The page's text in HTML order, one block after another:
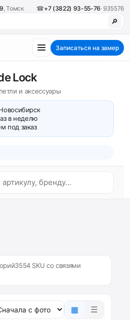
, Томск ☎+7 (3822) 93-55-76· 935576
🔎
Записаться на замер
Lock
и аксессуары
в неделю
под заказ
3554 SKU со связями
▦ ☰